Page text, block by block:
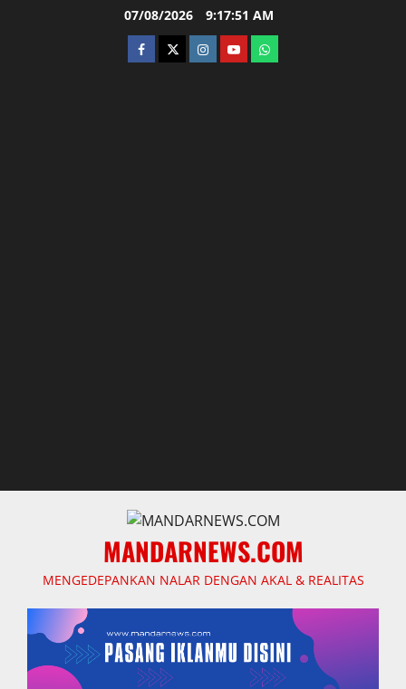
07/08/2026 9:17:51 AM
facebooktwitterinstagram.com
youtubewhatsapp
MANDARNEWS.COM
MENGEDEPANKAN NALAR DENGAN AKAL & REALITAS